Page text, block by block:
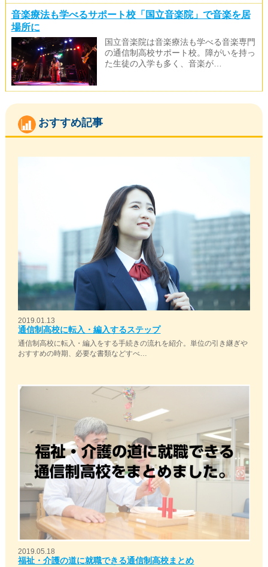
音楽療法も学べるサポート校「国立音楽院」で音楽を居
場所に
国立音楽院は音楽療法も学べる音楽専門
の通信制高校サポート校。障がいを持っ
た生徒の入学も多く、音楽が…
おすすめ記事
2019.01.13
通信制高校に転入・編入するステップ
通信制高校に転入・編入をする手続きの流れを紹介。単位の引き継ぎや
おすすめの時期、必要な書類などすべ…
2019.05.18
福祉・介護の道に就職できる通信制高校まとめ